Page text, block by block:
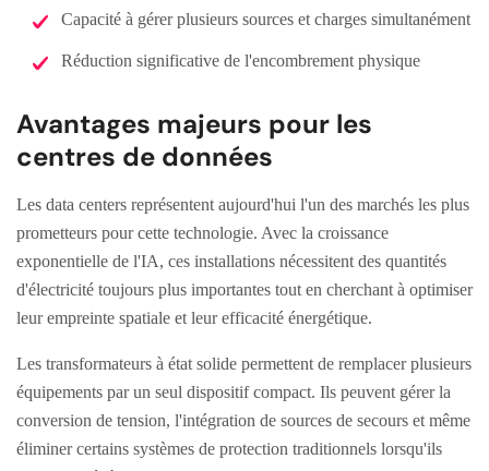
Capacité à gérer plusieurs sources et charges simultanément
Réduction significative de l'encombrement physique
Avantages majeurs pour les
centres de données
Les data centers représentent aujourd'hui l'un des marchés les plus
prometteurs pour cette technologie. Avec la croissance
exponentielle de l'IA, ces installations nécessitent des quantités
d'électricité toujours plus importantes tout en cherchant à optimiser
leur empreinte spatiale et leur efficacité énergétique.
Les transformateurs à état solide permettent de remplacer plusieurs
équipements par un seul dispositif compact. Ils peuvent gérer la
conversion de tension, l'intégration de sources de secours et même
éliminer certains systèmes de protection traditionnels lorsqu'ils